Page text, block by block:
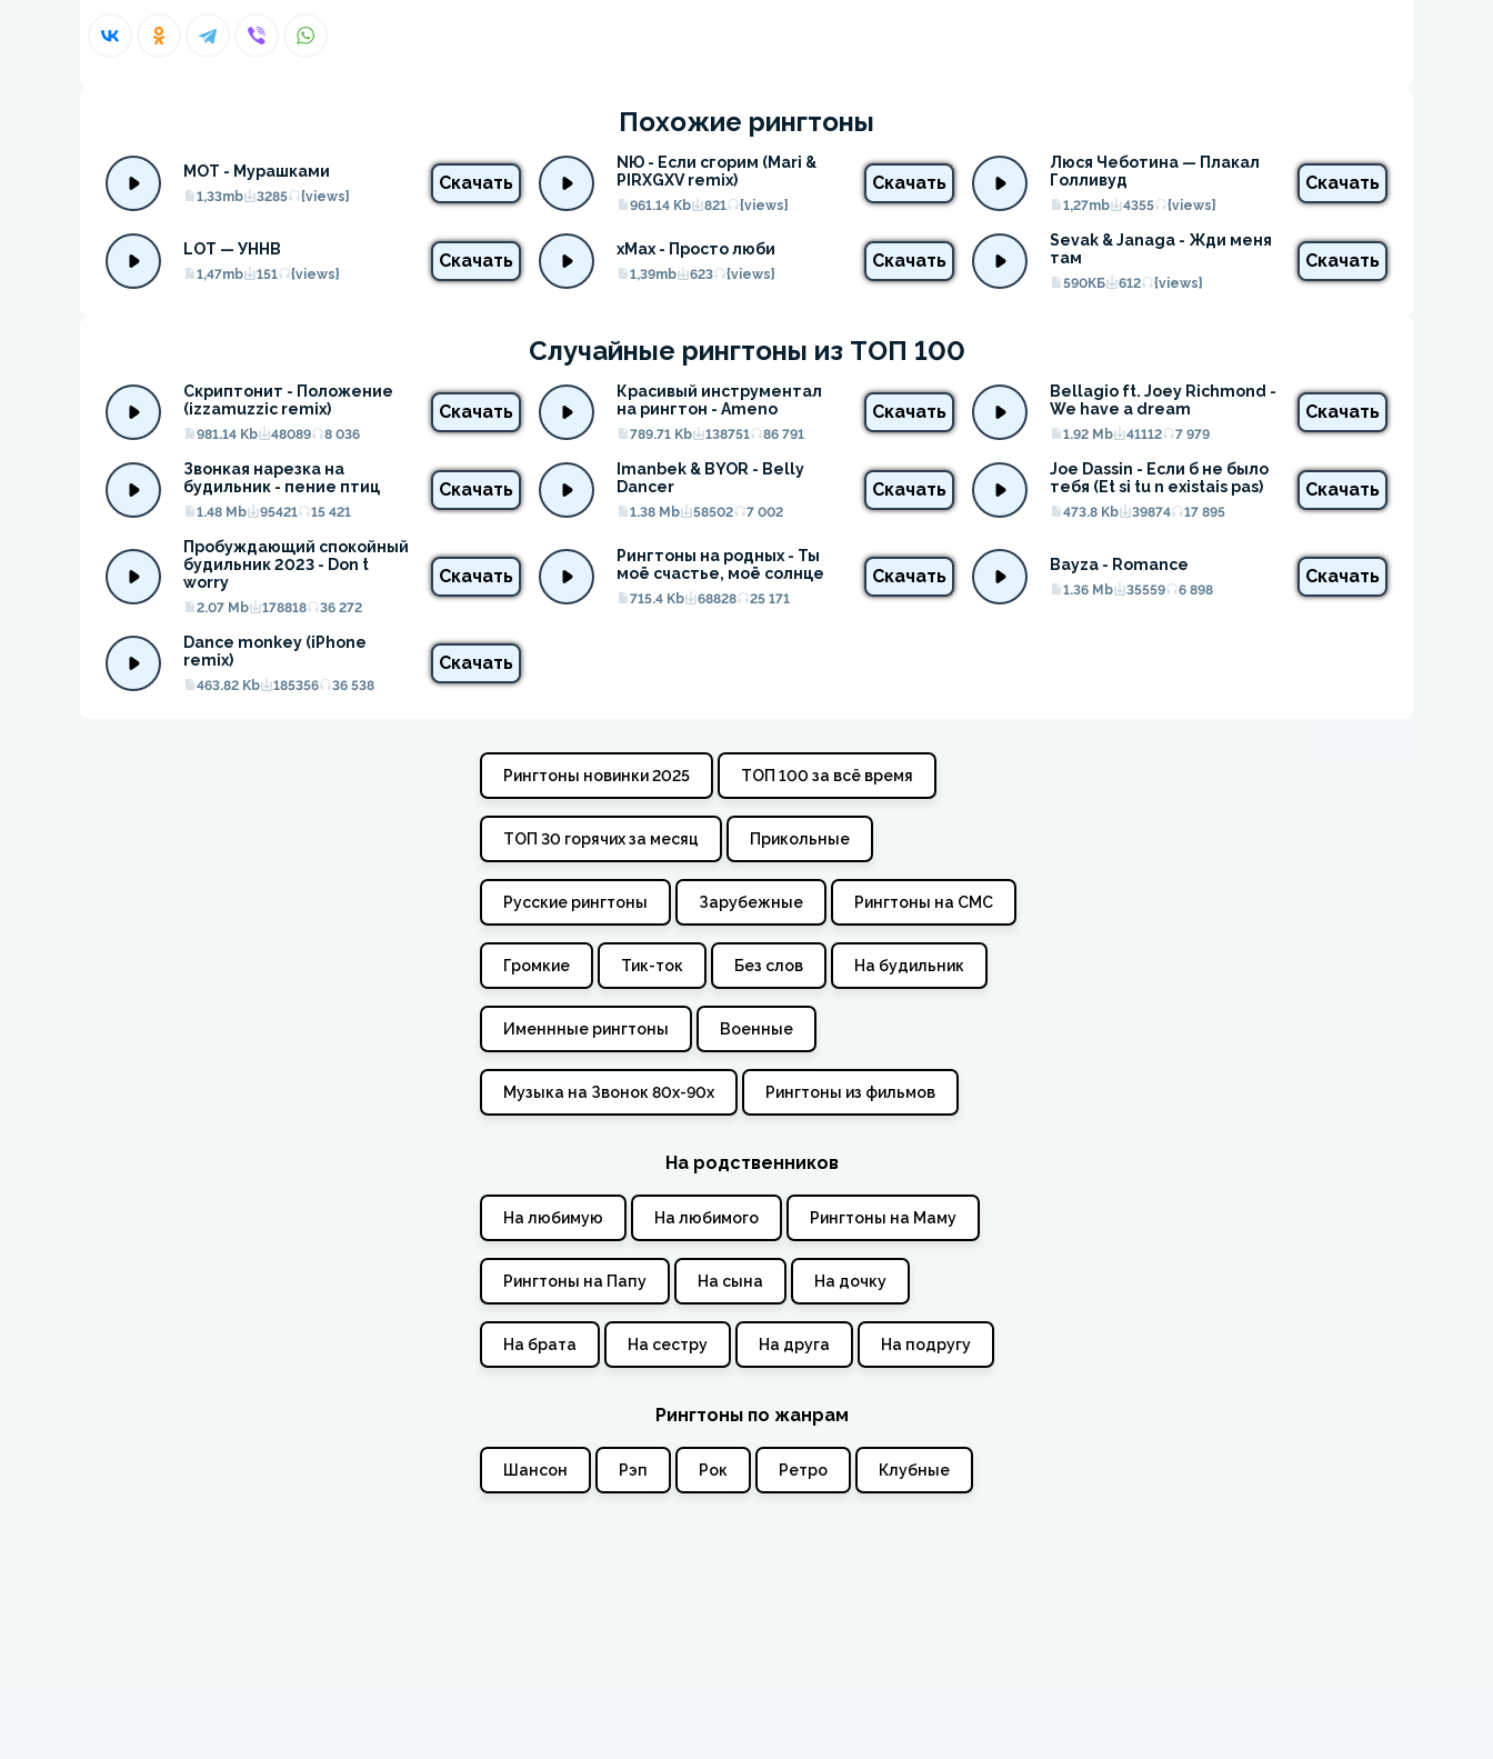
Похожие рингтоны
МОТ - Мурашками
1,33mb 3285 {views}
Скачать
NЮ - Если сгорим (Mari &
PIRXGXV remix)
961.14 Kb 821 {views}
Скачать
Люся Чеботина — Плакал
Голливуд
1,27mb 4355 {views}
Скачать
LOT — УННВ
1,47mb 151 {views}
Скачать
xMax - Просто люби
1,39mb 623 {views}
Скачать
Sevak & Janaga - Жди меня
там
590КБ 612 {views}
Скачать
Случайные рингтоны из ТОП 100
Скриптонит - Положение
(izzamuzzic remix)
981.14 Kb 48089 8 036
Скачать
Красивый инструментал
на рингтон - Ameno
789.71 Kb 138751 86 791
Скачать
Bellagio ft. Joey Richmond -
We have a dream
1.92 Mb 41112 7 979
Скачать
Звонкая нарезка на
будильник - пение птиц
1.48 Mb 95421 15 421
Скачать
Imanbek & BYOR - Belly
Dancer
1.38 Mb 58502 7 002
Скачать
Joe Dassin - Если б не было
тебя (Et si tu n existais pas)
473.8 Kb 39874 17 895
Скачать
Пробуждающий спокойный
будильник 2023 - Don t
worry
2.07 Mb 178818 36 272
Скачать
Рингтоны на родных - Ты
моё счастье, моё солнце
715.4 Kb 68828 25 171
Скачать
Bayza - Romance
1.36 Mb 35559 6 898
Скачать
Dance monkey (iPhone
remix)
463.82 Kb 185356 36 538
Скачать
Рингтоны новинки 2025 ТОП 100 за всё время
ТОП 30 горячих за месяц Прикольные
Русские рингтоны Зарубежные Рингтоны на СМС
Громкие Тик-ток Без слов На будильник
Именнные рингтоны Военные
Музыка на Звонок 80х-90х Рингтоны из фильмов
На родственников
На любимую На любимого Рингтоны на Маму
Рингтоны на Папу На сына На дочку
На брата На сестру На друга На подругу
Рингтоны по жанрам
Шансон Рэп Рок Ретро Клубные